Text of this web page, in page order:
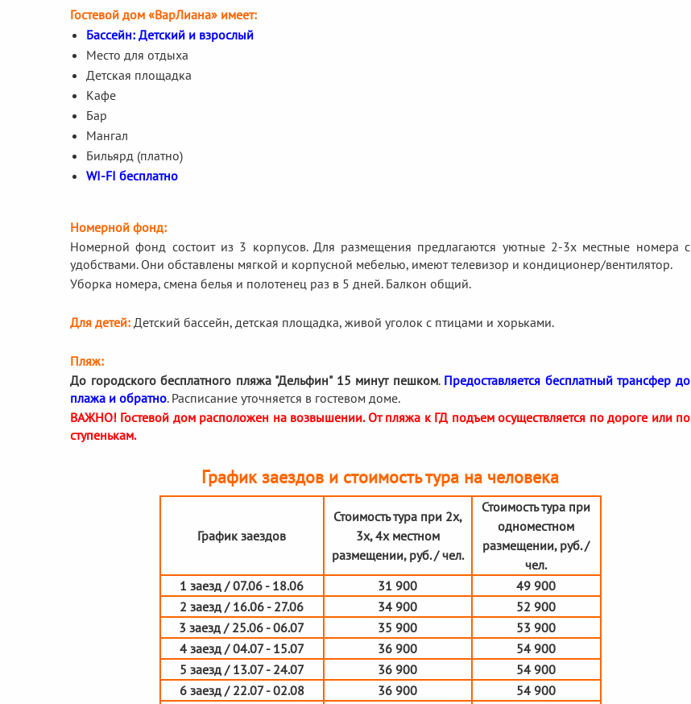
Гостевой дом «ВарЛиана» имеет:
Бассейн: Детский и взрослый
Место для отдыха
Детская площадка
Кафе
Бар
Мангал
Бильярд (платно)
WI-FI бесплатно
Номерной фонд:
Номерной фонд состоит из 3 корпусов. Для размещения предлагаются уютные 2-3х местные номера с
удобствами. Они обставлены мягкой и корпусной мебелью, имеют телевизор и кондиционер/вентилятор.
Уборка номера, смена белья и полотенец раз в 5 дней. Балкон общий.
Для детей: Детский бассейн, детская площадка, живой уголок с птицами и хорьками.
Пляж:
До городского бесплатного пляжа "Дельфин" 15 минут пешком. Предоставляется бесплатный трансфер до
плажа и обратно. Расписание уточняется в гостевом доме.
ВАЖНО! Гостевой дом расположен на возвышении. От пляжа к ГД подъем осуществляется по дороге или по
ступенькам.
График заездов и стоимость тура на человека
График заездов
Стоимость тура при 2х,
3х, 4х местном
размещении, руб. / чел.
Стоимость тура при
одноместном
размещении, руб. /
чел.
1 заезд / 07.06 - 18.06
31 900
49 900
2 заезд / 16.06 - 27.06
34 900
52 900
3 заезд / 25.06 - 06.07
35 900
53 900
4 заезд / 04.07 - 15.07
36 900
54 900
5 заезд / 13.07 - 24.07
36 900
54 900
6 заезд / 22.07 - 02.08
36 900
54 900